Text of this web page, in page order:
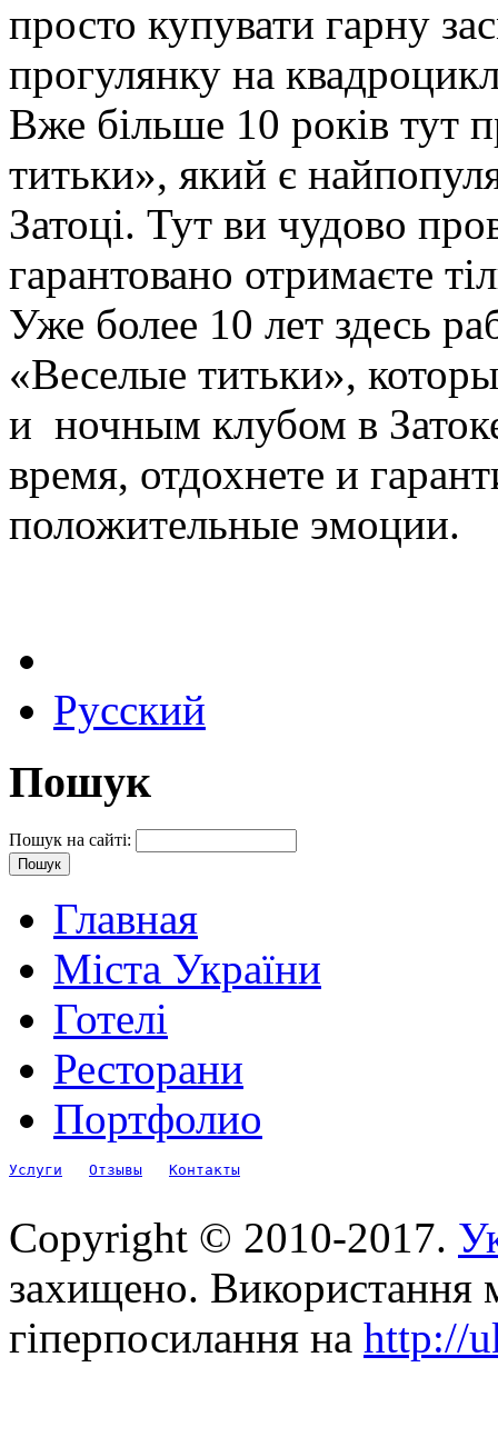
просто купувати гарну
прогулянку на
Вже більше 10 років тут
титьки», який є
Затоці. Тут ви чудово
гарантовано отримаєте
Уже более 10 лет здесь
«Веселые титьки»,
и ночным клубом в
время, отдохнете и
положительные эмоции.
Русский
Пошук
Пошук на сайті:
Главная
Міста України
Готелі
Ресторани
Портфолио
Услуги Отзывы Контакты
Copyright © 2010-2017.
захищено. Використання
гіперпосилання на http://